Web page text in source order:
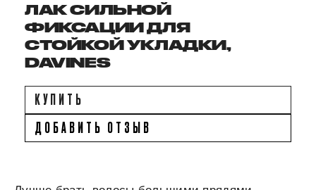
ЛАК СИЛЬНОЙ
ФИКСАЦИИ ДЛЯ
СТОЙКОЙ УКЛАДКИ,
DAVINES
КУПИТЬ
ДОБАВИТЬ ОТЗЫВ